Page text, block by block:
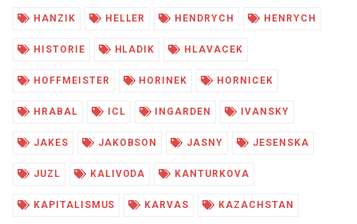
HANZIK HELLER HENDRYCH HENRYCH
HISTORIE HLADIK HLAVACEK
HOFFMEISTER HORINEK HORNICEK
HRABAL ICL INGARDEN IVANSKY
JAKES JAKOBSON JASNY JESENSKA
JUZL KALIVODA KANTURKOVA
KAPITALISMUS KARVAS KAZACHSTAN